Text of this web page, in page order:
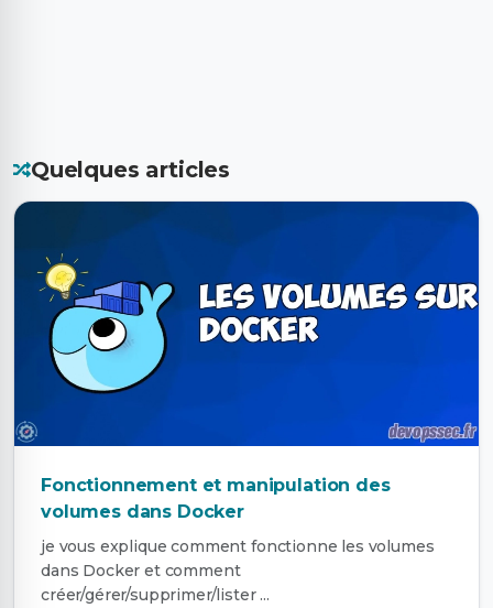
Quelques articles
Fonctionnement et manipulation des
volumes dans Docker
je vous explique comment fonctionne les volumes
dans Docker et comment
créer/gérer/supprimer/lister ...